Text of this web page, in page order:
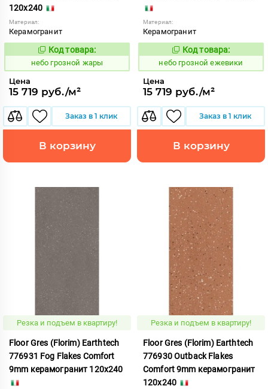
120x240
Материал:
Керамогранит
1112150
Код товара:
небо грозной жары
Цена
15 719 руб./м²
Заказ в 1 клик
В корзину
Материал:
Керамогранит
1112149
Код товара:
небо грозной ежевики
Цена
15 719 руб./м²
Заказ в 1 клик
В корзину
Резка и подъем в квартиру!
Floor Gres (Florim) Earthtech
776931 Fog Flakes Comfort
9mm керамогранит 120x240
Резка и подъем в квартиру!
Floor Gres (Florim) Earthtech
776930 Outback Flakes
Comfort 9mm керамогранит
120x240